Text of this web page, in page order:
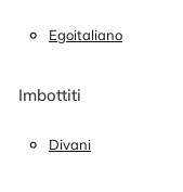
Egoitaliano
Imbottiti
Divani